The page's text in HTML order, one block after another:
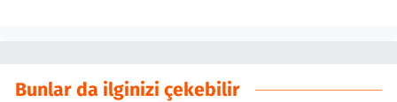
Bunlar da ilginizi çekebilir